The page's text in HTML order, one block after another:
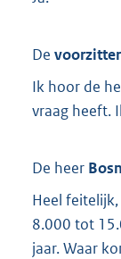
De voorzitter
Ik hoor de
vraag heeft.
De heer
Heel
8.000 tot
jaar. Waar